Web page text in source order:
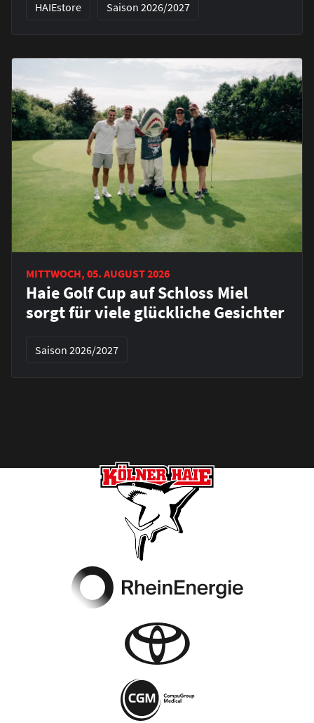
HAIEstore Saison 2026/2027
MITTWOCH, 05. AUGUST 2026
Haie Golf Cup auf Schloss Miel
sorgt für viele glückliche Gesichter
Saison 2026/2027